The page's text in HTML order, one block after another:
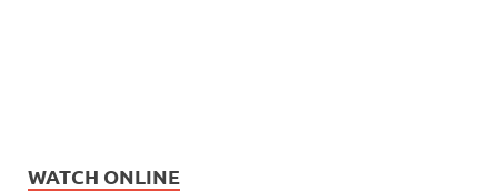
WATCH ONLINE